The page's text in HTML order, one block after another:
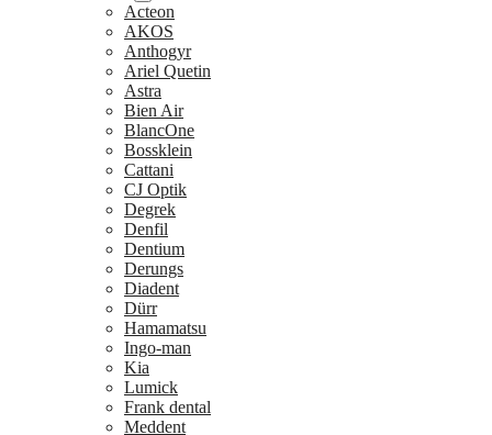
Acteon
AKOS
Anthogyr
Ariel Quetin
Astra
Bien Air
BlancOne
Bossklein
Cattani
CJ Optik
Degrek
Denfil
Dentium
Derungs
Diadent
Dürr
Hamamatsu
Ingo-man
Kia
Lumick
Frank dental
Meddent